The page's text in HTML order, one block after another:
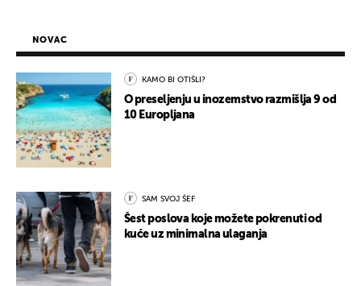
NOVAC
KAMO BI OTIŠLI?
O preseljenju u inozemstvo razmišlja 9 od
10 Europljana
SAM SVOJ ŠEF
Šest poslova koje možete pokrenuti od
kuće uz minimalna ulaganja